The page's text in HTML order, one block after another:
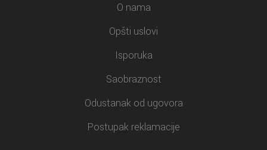
O nama
Opšti uslovi
Isporuka
Saobraznost
Odustanak od ugovora
Postupak reklamacije